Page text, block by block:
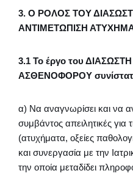
3. Ο ΡΟΛΟΣ ΤΟΥ
ΑΝΤΙΜΕΤΩΠΙΣΗ
3.1 To έργο του
ΑΣΘΕΝΟΦΟΡΟΥ
α) Nα αναγνωρίσει και να
συμβάντος απειλητικές για
(ατυχήματα, οξείες
και συνεργασία με την
την οποία μεταδίδει